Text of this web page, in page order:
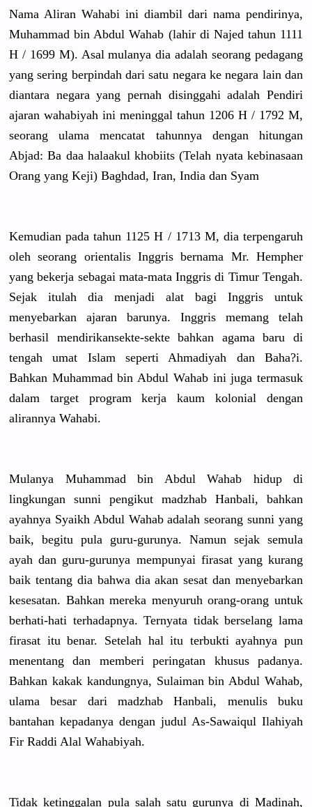
Nama Aliran Wahabi ini diambil dari nama pendirinya,
Muhammad bin Abdul Wahab (lahir di Najed tahun 1111
H /1699 M). Asal mulanya dia adalah seorang pedagang
yang sering berpindah dari satu negara ke negara lain dan
diantara negara yang pernah disinggahi adalah Pendiri
ajaran wahabiyah ini meninggal tahun 1206 H / 1792 M,
seorang ulama mencatat tahunnya dengan hitungan
Abjad: Ba daa halaakul khobiits (Telah nyata kebinasaan
Orang yang Keji) Baghdad, Iran, India dan Syam
Kemudian pada tahun 1125 H /1713 M, dia terpengaruh
oleh seorang orientalisInggris bernama Mr. Hempher
yang bekerja sebagai mata-mata Inggris di Timur Tengah.
Sejak itulah dia menjadi alat bagi Inggris untuk
menyebarkan ajaran barunya. Inggris memang telah
berhasil mendirikansekte-sekte bahkan agama baru di
tengah umat Islam seperti Ahmadiyah dan Baha?i.
Bahkan Muhammad bin Abdul Wahab ini juga termasuk
dalam target program kerja kaum kolonial dengan
alirannya Wahabi.
Mulanya Muhammad bin Abdul Wahab hidup di
lingkungan sunni pengikut madzhab Hanbali, bahkan
ayahnya Syaikh Abdul Wahab adalah seorang sunni yang
baik, begitu pula guru-gurunya. Namun sejak semula
ayah dan guru-gurunya mempunyai firasat yang kurang
baik tentang dia bahwa dia akan sesat dan menyebarkan
kesesatan. Bahkan mereka menyuruh orang-orang untuk
berhati-hati terhadapnya. Ternyata tidak berselang lama
firasat itu benar. Setelah hal itu terbukti ayahnya pun
menentang dan memberi peringatan khusus padanya.
Bahkan kakak kandungnya, Sulaiman bin Abdul Wahab,
ulama besar dari madzhab Hanbali, menulis buku
bantahan kepadanya dengan judul As-Sawaiqul Ilahiyah
Fir Raddi Alal Wahabiyah.
Tidak ketinggalan pula salah satu gurunya di Madinah,